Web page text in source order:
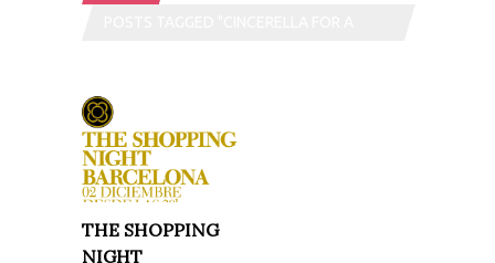
THE SHOPPING
NIGHT